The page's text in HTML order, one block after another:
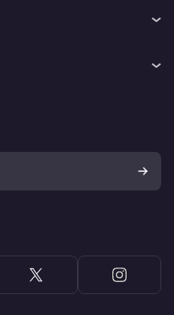
Dein Widerrufsrecht